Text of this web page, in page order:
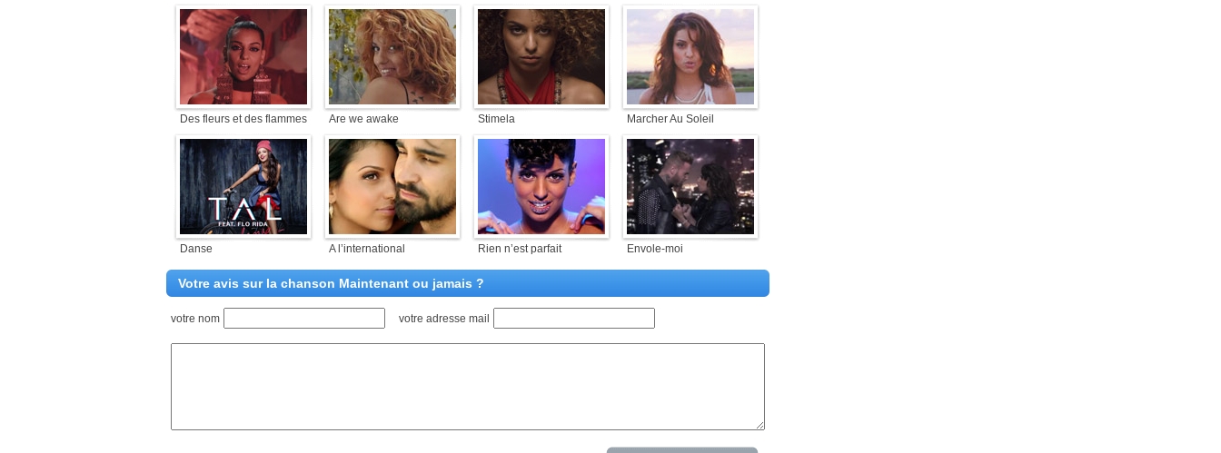
Des fleurs et des flammes Are we awake Stimela Marcher Au Soleil
Danse A l’international Rien n’est parfait Envole-moi
Votre avis sur la chanson Maintenant ou jamais ?
votre nom votre adresse mail